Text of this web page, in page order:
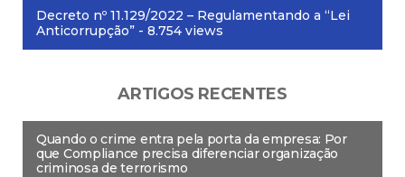
Decreto nº 11.129/2022 – Regulamentando a “Lei
Anticorrupção” - 8.754 views
ARTIGOS RECENTES
Quando o crime entra pela porta da empresa: Por
que Compliance precisa diferenciar organização
criminosa de terrorismo